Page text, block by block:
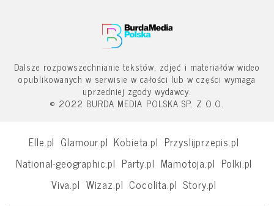
Dalsze rozpowszechnianie tekstów, zdjęć i materiałów wideo
opublikowanych w serwisie w całości lub w części wymaga
uprzedniej zgody wydawcy.
© 2022 BURDA MEDIA POLSKA SP. Z O.O.
Elle.pl Glamour.pl Kobieta.pl Przyslijprzepis.pl
National-geographic.pl Party.pl Mamotoja.pl Polki.pl
Viva.pl Wizaz.pl Cocolita.pl Story.pl